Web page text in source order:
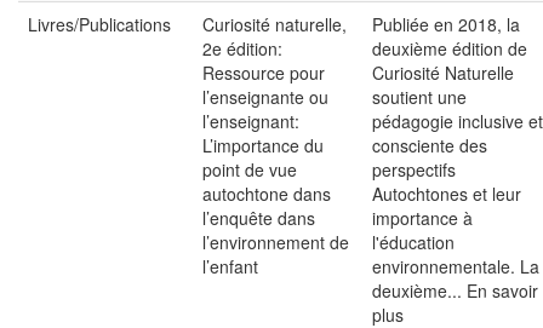
Livres/Publications
Curiosité naturelle,
2e édition:
Ressource pour
l’enseignante ou
l’enseignant:
L’importance du
point de vue
autochtone dans
l’enquête dans
l’environnement de
l’enfant
Publiée en 2018, la
deuxième édition de
Curiosité Naturelle
soutient une
pédagogie inclusive et
consciente des
perspectifs
Autochtones et leur
importance à
l'éducation
environnementale. La
deuxième... En savoir
plus